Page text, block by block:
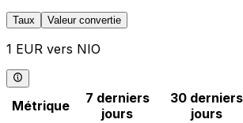
Taux Valeur convertie
1 EUR vers NIO
Métrique
7 derniers
jours
30 derniers
jours